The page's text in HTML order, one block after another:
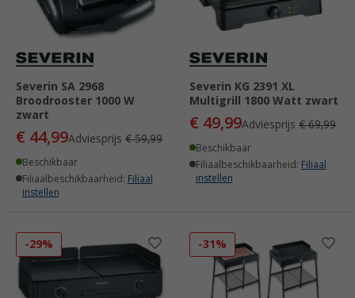
Severin SA 2968
Broodrooster 1000 W
zwart
€ 44,99Adviesprijs € 59,99
Beschikbaar
Filiaalbeschikbaarheid: Filiaal
instellen
Severin KG 2391 XL
Multigrill 1800 Watt zwart
€ 49,99Adviesprijs € 69,99
Beschikbaar
Filiaalbeschikbaarheid: Filiaal
instellen
-29% -31%